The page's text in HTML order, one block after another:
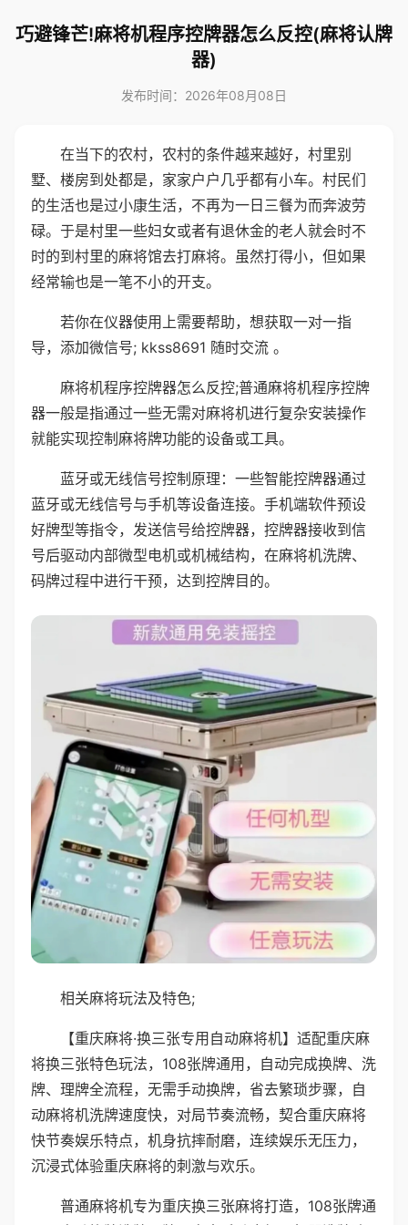
巧避锋芒!麻将机程序控牌器怎么反控(麻将认牌
器)
发布时间：2026年08月08日
在当下的农村，农村的条件越来越好，村里别
墅、楼房到处都是，家家户户几乎都有小车。村民们
的生活也是过小康生活，不再为一日三餐为而奔波劳
碌。于是村里一些妇女或者有退休金的老人就会时不
时的到村里的麻将馆去打麻将。虽然打得小，但如果
经常输也是一笔不小的开支。
若你在仪器使用上需要帮助，想获取一对一指
导，添加微信号; kkss8691 随时交流 。
麻将机程序控牌器怎么反控;普通麻将机程序控牌
器一般是指通过一些无需对麻将机进行复杂安装操作
就能实现控制麻将牌功能的设备或工具。
蓝牙或无线信号控制原理：一些智能控牌器通过
蓝牙或无线信号与手机等设备连接。手机端软件预设
好牌型等指令，发送信号给控牌器，控牌器接收到信
号后驱动内部微型电机或机械结构，在麻将机洗牌、
码牌过程中进行干预，达到控牌目的。
相关麻将玩法及特色;
【重庆麻将·换三张专用自动麻将机】适配重庆麻
将换三张特色玩法，108张牌通用，自动完成换牌、洗
牌、理牌全流程，无需手动换牌，省去繁琐步骤，自
动麻将机洗牌速度快，对局节奏流畅，契合重庆麻将
快节奏娱乐特点，机身抗摔耐磨，连续娱乐无压力，
沉浸式体验重庆麻将的刺激与欢乐。
普通麻将机专为重庆换三张麻将打造，108张牌通